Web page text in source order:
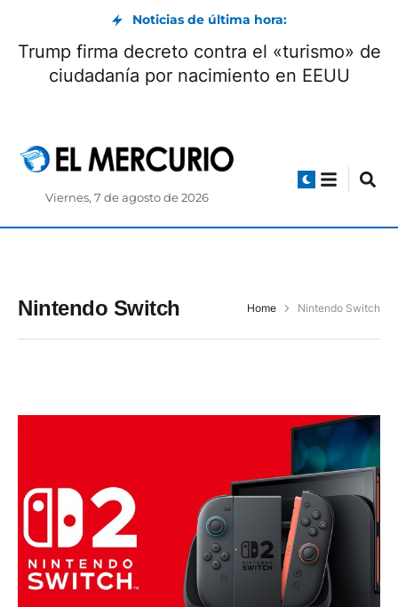
Noticias de última hora:
Trump firma decreto contra el «turismo» de
ciudadanía por nacimiento en EEUU
Viernes, 7 de agosto de 2026
Nintendo Switch Home Nintendo Switch